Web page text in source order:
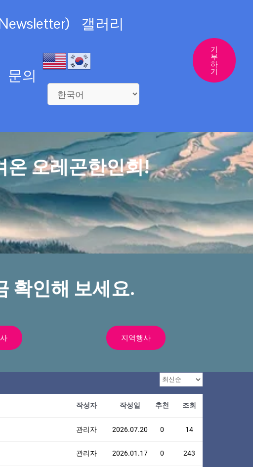
갤러리
문의
기
부
하
기
온 오레곤한인회!
확인해 보세요.
지역행사
작성자 작성일 추천 조회
관리자 2026.07.20 0 14
관리자 2026.01.17 0 243